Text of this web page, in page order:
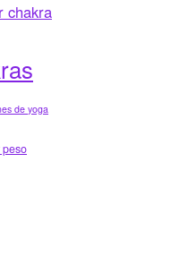
chakra
de yoga
peso